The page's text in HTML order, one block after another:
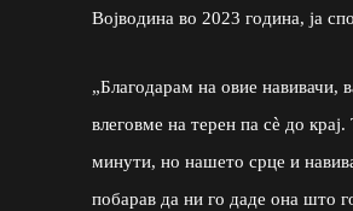
Војводина во 2023 година, ја
„Благодарам на овие навивачи,
влеговме на терен па сè до
минути, но нашето срце и
побарав да ни го даде она што